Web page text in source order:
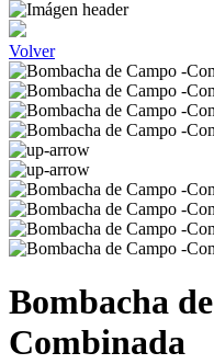
Volver
Bombacha
Combinada